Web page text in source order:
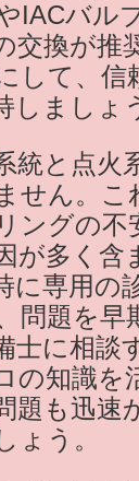
IACバル
交換が推
して、信
しましょ
統と点火
せん。こ
ングの不
が多く含
に専用の
問題を早
士に相談
の知識を
題も迅速
ょう。